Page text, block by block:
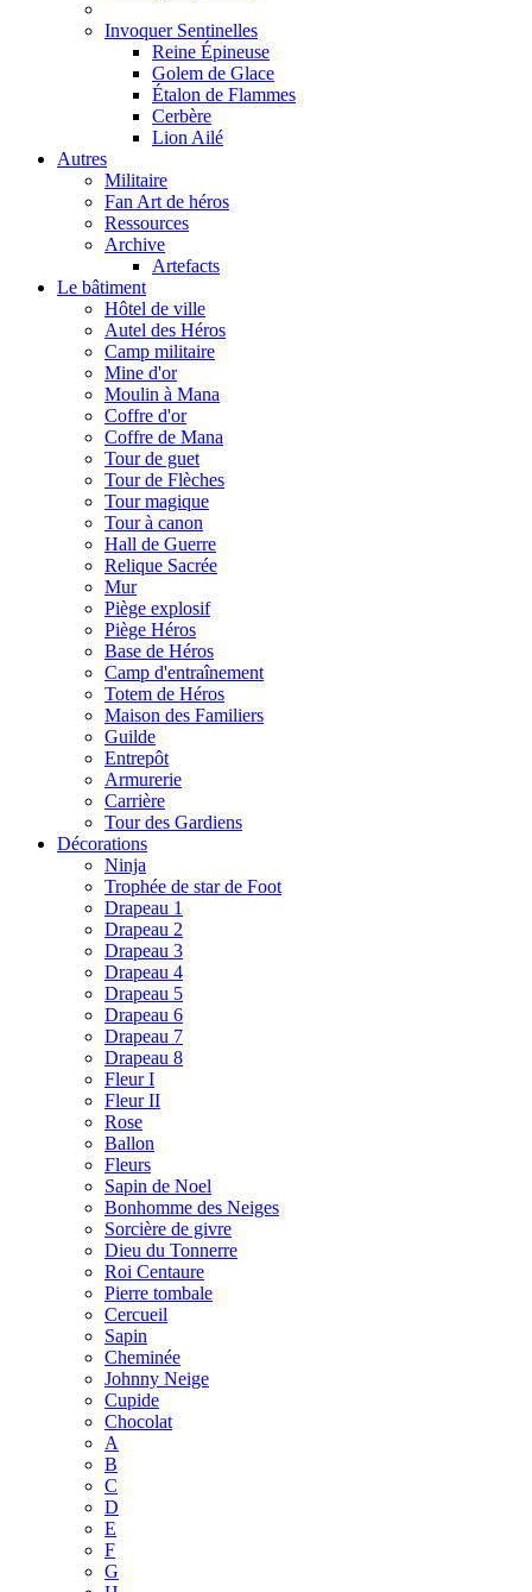
Invoquer Sentinelles
Reine Épineuse
Golem de Glace
Étalon de Flammes
Cerbère
Lion Ailé
Autres
Militaire
Fan Art de héros
Ressources
Archive
Artefacts
Le bâtiment
Hôtel de ville
Autel des Héros
Camp militaire
Mine d'or
Moulin à Mana
Coffre d'or
Coffre de Mana
Tour de guet
Tour de Flèches
Tour magique
Tour à canon
Hall de Guerre
Relique Sacrée
Mur
Piège explosif
Piège Héros
Base de Héros
Camp d'entraînement
Totem de Héros
Maison des Familiers
Guilde
Entrepôt
Armurerie
Carrière
Tour des Gardiens
Décorations
Ninja
Trophée de star de Foot
Drapeau 1
Drapeau 2
Drapeau 3
Drapeau 4
Drapeau 5
Drapeau 6
Drapeau 7
Drapeau 8
Fleur I
Fleur II
Rose
Ballon
Fleurs
Sapin de Noel
Bonhomme des Neiges
Sorcière de givre
Dieu du Tonnerre
Roi Centaure
Pierre tombale
Cercueil
Sapin
Cheminée
Johnny Neige
Cupide
Chocolat
A
B
C
D
E
F
G